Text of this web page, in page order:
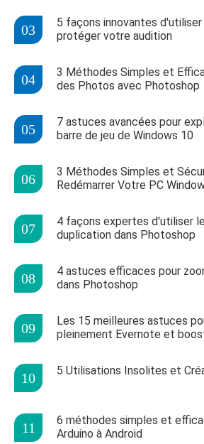
5 façons innovantes
protéger votre audition
3 Méthodes Simples et
des Photos avec Photoshop
7 astuces avancées pour
barre de jeu de Windows 10
3 Méthodes Simples et
Redémarrer Votre PC
4 façons expertes d'utiliser
duplication dans Photoshop
4 astuces efficaces pour
dans Photoshop
Les 15 meilleures astuces
pleinement Evernote et
5 Utilisations Insolites et
6 méthodes simples et
Arduino à Android